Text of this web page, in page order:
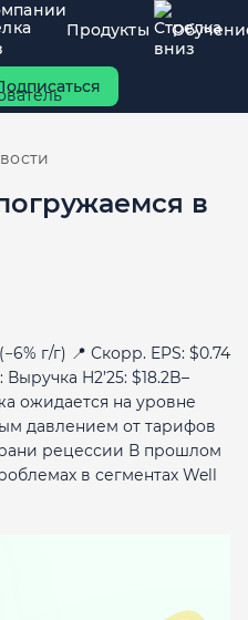
Продукты
в
г/г) 📍 Скорр. EPS: $0.74
Выручка H2’25: $18.2B–
ожидается на уровне
давлением от тарифов
рецессии В прошлом
в сегментах Well